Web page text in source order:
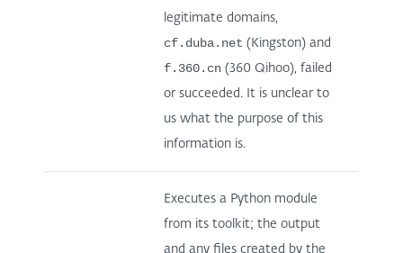
legitimate domains,
cf.duba.net (Kingston) and
f.360.cn (360 Qihoo), failed
or succeeded. It is unclear to
us what the purpose of this
information is.
Executes a Python module
from its toolkit; the output
and any files created by the